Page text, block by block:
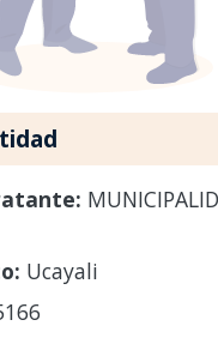
Ucayali